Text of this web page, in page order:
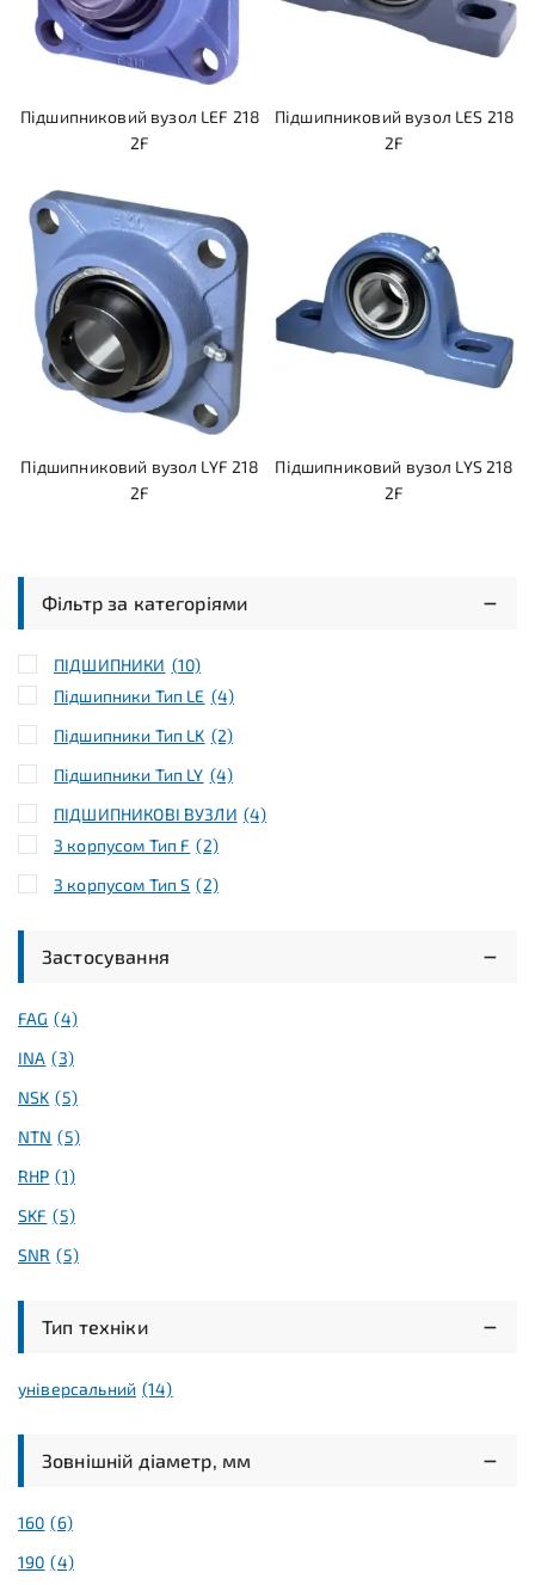
Підшипниковий вузол LEF 218
2F
Підшипниковий вузол LES 218
2F
Підшипниковий вузол LYF 218
2F
Підшипниковий вузол LYS 218
2F
Фільтр за категоріями
ПІДШИПНИКИ (10)
Підшипники Тип LE (4)
Підшипники Тип LK (2)
Підшипники Тип LY (4)
ПІДШИПНИКОВІ ВУЗЛИ (4)
З корпусом Тип F (2)
З корпусом Тип S (2)
Застосування
FAG (4)
INA (3)
NSK (5)
NTN (5)
RHP (1)
SKF (5)
SNR (5)
Тип техніки
універсальний (14)
Зовнішній діаметр, мм
160 (6)
190 (4)